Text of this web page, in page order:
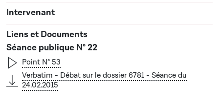
Séance publique N° 22
Point N° 53
Verbatim - Débat sur le dossier 6781 - Séance du
24.02.2015